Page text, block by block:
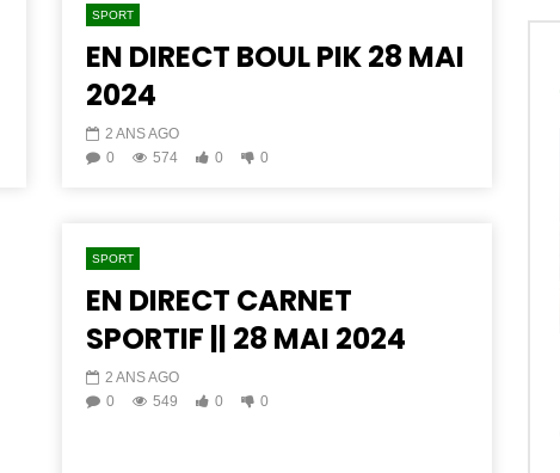
SPORT
EN DIRECT BOUL PIK 28 MAI
2024
2 ANS AGO
0
574 0 0
SPORT
EN DIRECT CARNET
SPORTIF || 28 MAI 2024
2 ANS AGO
0
549 0 0